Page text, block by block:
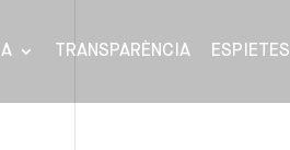
TRANSPARÈNCIA ESPIETES